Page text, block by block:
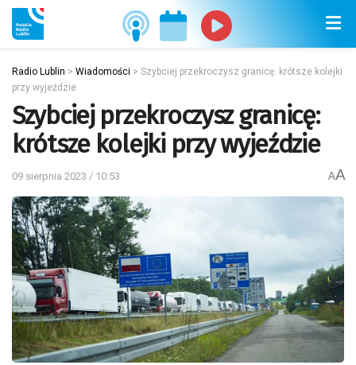
Radio Lublin > Wiadomości > Szybciej przekroczysz granicę: krótsze kolejki
przy wyjeździe
Szybciej przekroczysz granicę:
krótsze kolejki przy wyjeździe
09 sierpnia 2023 / 10:53 AA